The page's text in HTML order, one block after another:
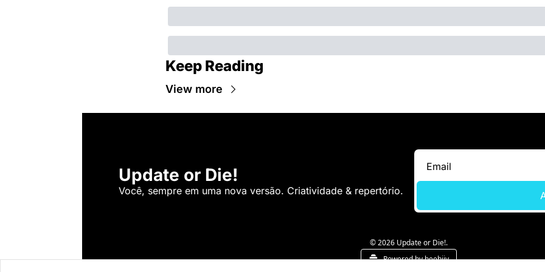
Keep Reading
View more
Update or Die!
Você, sempre em uma nova versão. Criatividade & repertório.
© 2026 Update or Die!.
Powered by beehiiv